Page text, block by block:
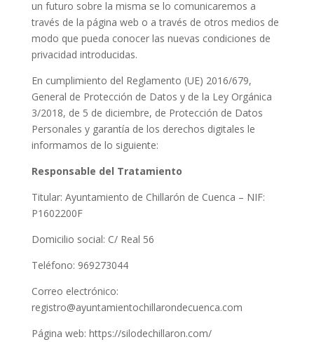
un futuro sobre la misma se lo comunicaremos a
través de la página web o a través de otros medios de
modo que pueda conocer las nuevas condiciones de
privacidad introducidas.
En cumplimiento del Reglamento (UE) 2016/679,
General de Protección de Datos y de la Ley Orgánica
3/2018, de 5 de diciembre, de Protección de Datos
Personales y garantía de los derechos digitales le
informamos de lo siguiente:
Responsable del Tratamiento
Titular: Ayuntamiento de Chillarón de Cuenca – NIF:
P1602200F
Domicilio social: C/ Real 56
Teléfono: 969273044
Correo electrónico:
registro@ayuntamientochillarondecuenca.com
Página web: https://silodechillaron.com/